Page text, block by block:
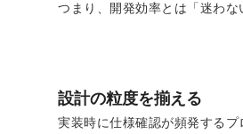
つまり、開発効率とは「迷わな
設計の粒度を揃える
実装時に仕様確認が頻発するプ